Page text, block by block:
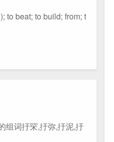
to beat; to build; from; t
组词扜罙,扜弥,扜泥,扜